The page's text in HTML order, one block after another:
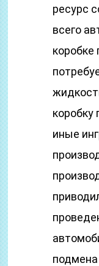
ресурс
всего
коробку
иные